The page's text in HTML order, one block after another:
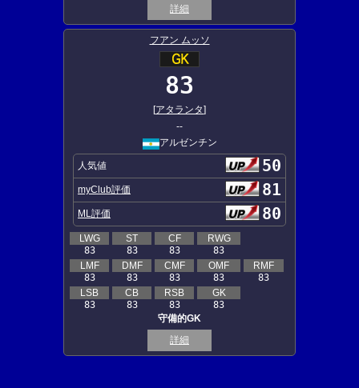
詳細
フアン ムッソ
83
[アタランタ]
--
アルゼンチン
人気値 50
myClub評価 81
ML評価 80
LWG
83
ST
83
CF
83
RWG
83
LMF
83
DMF
83
CMF
83
OMF
83
RMF
83
LSB
83
CB
83
RSB
83
GK
83
守備的GK
詳細